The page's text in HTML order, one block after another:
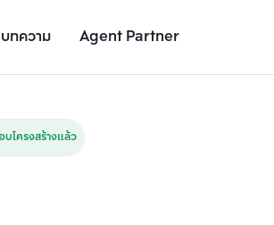
บทความ Agent Partner
รายละเอียดยูนิต
โครงสร้างแล้ว